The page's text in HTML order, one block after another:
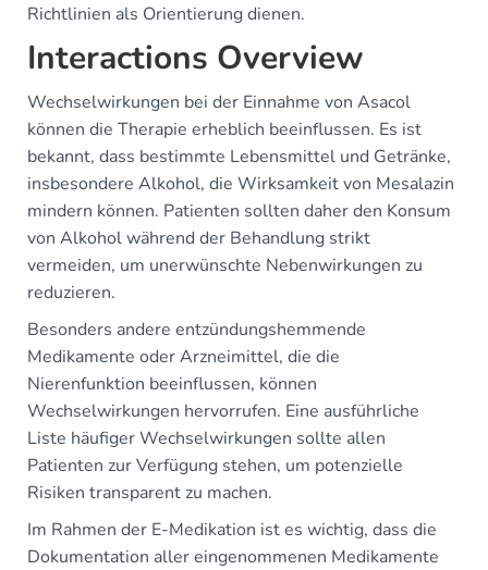
Richtlinien als Orientierung dienen.
Interactions Overview
Wechselwirkungen bei der Einnahme von Asacol
können die Therapie erheblich beeinflussen. Es ist
bekannt, dass bestimmte Lebensmittel und Getränke,
insbesondere Alkohol, die Wirksamkeit von Mesalazin
mindern können. Patienten sollten daher den Konsum
von Alkohol während der Behandlung strikt
vermeiden, um unerwünschte Nebenwirkungen zu
reduzieren.
Besonders andere entzündungshemmende
Medikamente oder Arzneimittel, die die
Nierenfunktion beeinflussen, können
Wechselwirkungen hervorrufen. Eine ausführliche
Liste häufiger Wechselwirkungen sollte allen
Patienten zur Verfügung stehen, um potenzielle
Risiken transparent zu machen.
Im Rahmen der E-Medikation ist es wichtig, dass die
Dokumentation aller eingenommenen Medikamente